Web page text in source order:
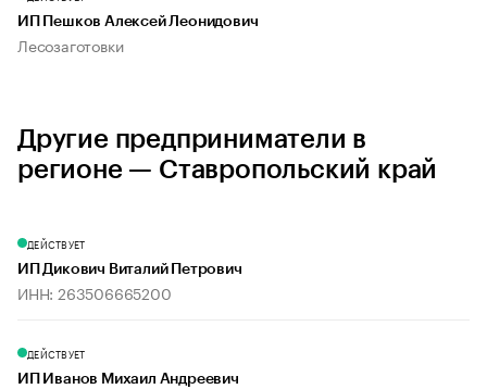
ИП Пешков Алексей Леонидович
Лесозаготовки
Другие предприниматели в
регионе — Ставропольский край
ДЕЙСТВУЕТ
ИП Дикович Виталий Петрович
ИНН: 263506665200
ДЕЙСТВУЕТ
ИП Иванов Михаил Андреевич